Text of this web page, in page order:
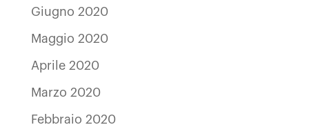
Giugno 2020
Maggio 2020
Aprile 2020
Marzo 2020
Febbraio 2020